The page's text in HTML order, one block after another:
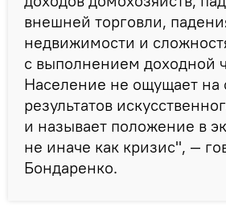
внешней торговли,
недвижимости и
с выполнением доходной
Население не ощущает на
результатов
и называет положение в
не иначе как кризис", —
Бондаренко.